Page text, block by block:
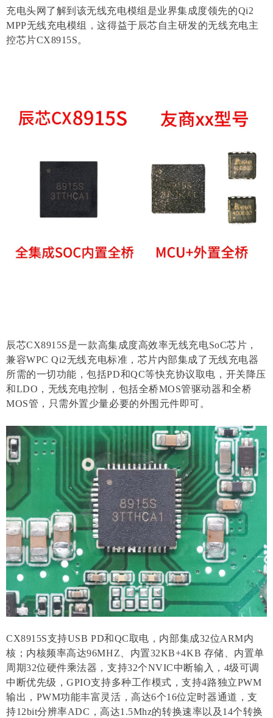
充电头网了解到该无线充电模组是业界集成度领先的Qi2
MPP无线充电模组，这得益于辰芯自主研发的无线充电主
控芯片CX8915S。
辰芯CX8915S是一款高集成度高效率无线充电SoC芯片，
兼容WPC Qi2无线充电标准，芯片内部集成了无线充电器
所需的一切功能，包括PD和QC等快充协议取电，开关降压
和LDO，无线充电控制，包括全桥MOS管驱动器和全桥
MOS管，只需外置少量必要的外围元件即可。
CX8915S支持USB PD和QC取电，内部集成32位ARM内
核；内核频率高达96MHZ、内置32KB+4KB 存储、内置单
周期32位硬件乘法器，支持32个NVIC中断输入，4级可调
中断优先级，GPIO支持多种工作模式，支持4路独立PWM
输出，PWM功能丰富灵活，高达6个16位定时器通道，支
持12bit分辨率ADC，高达1.5Mhz的转换速率以及14个转换